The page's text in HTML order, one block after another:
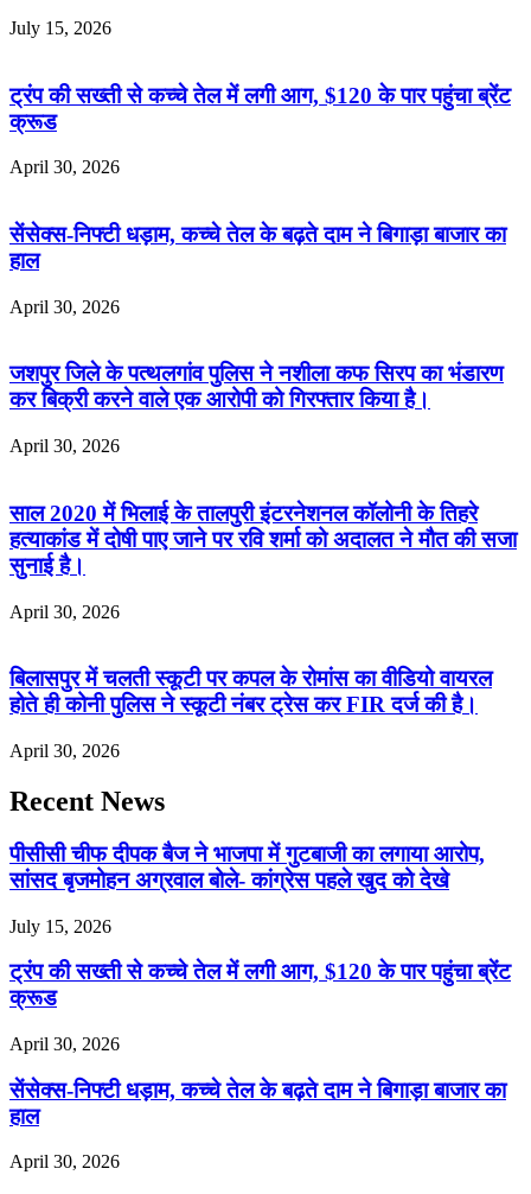
July 15, 2026
ट्रंप की सख्ती से कच्चे तेल में लगी आग, $120 के पार पहुंचा ब्रेंट
क्रूड
April 30, 2026
सेंसेक्स-निफ्टी धड़ाम, कच्चे तेल के बढ़ते दाम ने बिगाड़ा बाजार का
हाल
April 30, 2026
जशपुर जिले के पत्थलगांव पुलिस ने नशीला कफ सिरप का भंडारण
कर बिक्री करने वाले एक आरोपी को गिरफ्तार किया है।
April 30, 2026
साल 2020 में भिलाई के तालपुरी इंटरनेशनल कॉलोनी के तिहरे
हत्याकांड में दोषी पाए जाने पर रवि शर्मा को अदालत ने मौत की सजा
सुनाई है।
April 30, 2026
बिलासपुर में चलती स्कूटी पर कपल के रोमांस का वीडियो वायरल
होते ही कोनी पुलिस ने स्कूटी नंबर ट्रेस कर FIR दर्ज की है।
April 30, 2026
Recent News
पीसीसी चीफ दीपक बैज ने भाजपा में गुटबाजी का लगाया आरोप,
सांसद बृजमोहन अग्रवाल बोले- कांग्रेस पहले खुद को देखे
July 15, 2026
ट्रंप की सख्ती से कच्चे तेल में लगी आग, $120 के पार पहुंचा ब्रेंट
क्रूड
April 30, 2026
सेंसेक्स-निफ्टी धड़ाम, कच्चे तेल के बढ़ते दाम ने बिगाड़ा बाजार का
हाल
April 30, 2026